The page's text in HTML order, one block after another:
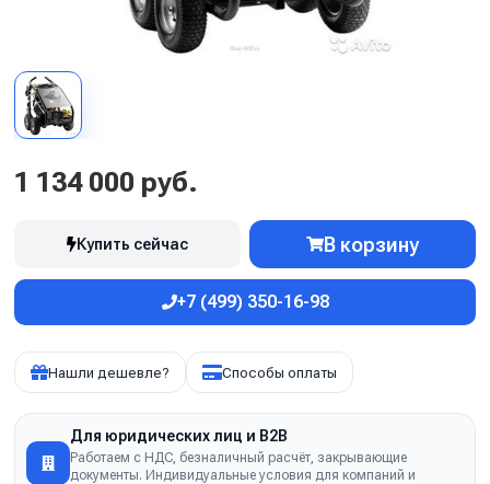
1 134 000 руб.
Купить сейчас В корзину
+7 (499) 350-16-98
Нашли дешевле? Способы оплаты
Для юридических лиц и B2B
Работаем с НДС, безналичный расчёт, закрывающие
документы. Индивидуальные условия для компаний и